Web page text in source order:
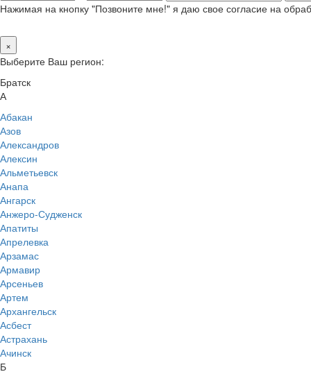
Нажимая на кнопку "Позвоните мне!" я даю свое согласие на
×
Выберите Ваш регион:
Братск
А
Абакан
Азов
Александров
Алексин
Альметьевск
Анапа
Ангарск
Анжеро-Судженск
Апатиты
Апрелевка
Арзамас
Армавир
Арсеньев
Артем
Архангельск
Асбест
Астрахань
Ачинск
Б